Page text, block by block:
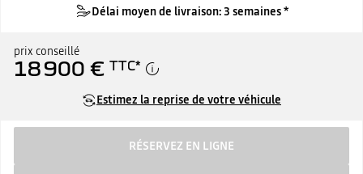
Délai moyen de livraison: 3 semaines *
prix conseillé
18 900 € TTC*
Estimez la reprise de votre véhicule
RÉSERVEZ EN LIGNE